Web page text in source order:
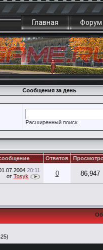
Главная Форум
Сообщения за день
Расширенный поиск
Ответов
20:11
от Tosyk 0 86,947